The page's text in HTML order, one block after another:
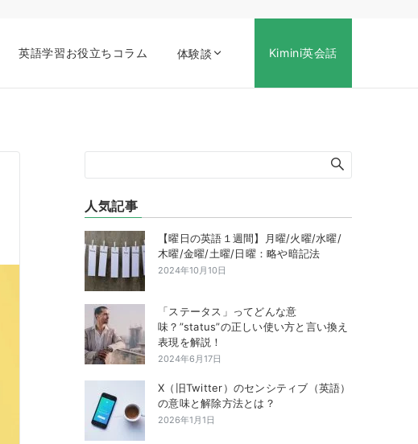
英語学習お役立ちコラム 体験談 Kimini英会話
人気記事
【曜日の英語１週間】月曜/火曜/水曜/
木曜/金曜/土曜/日曜：略や暗記法
2024年10月10日
「ステータス」ってどんな意
味？”status”の正しい使い方と言い換え
表現を解説！
2024年6月17日
X（旧Twitter）のセンシティブ（英語）
の意味と解除方法とは？
2026年1月1日